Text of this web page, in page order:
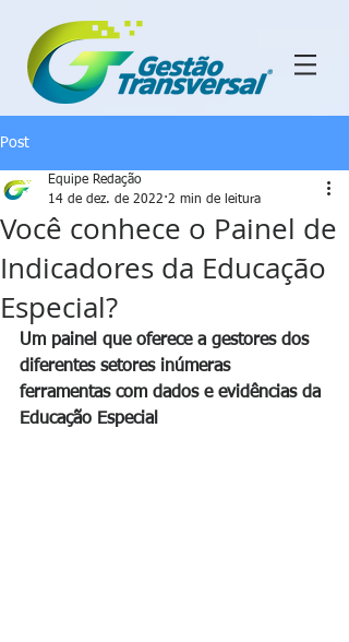
Post
Você conhece o Painel de
Indicadores da Educação
Especial?
Equipe Redação
14 de dez. de 2022 2 min de leitura
Um painel que oferece a gestores dos
diferentes setores inúmeras
ferramentas com dados e evidências da
Educação Especial